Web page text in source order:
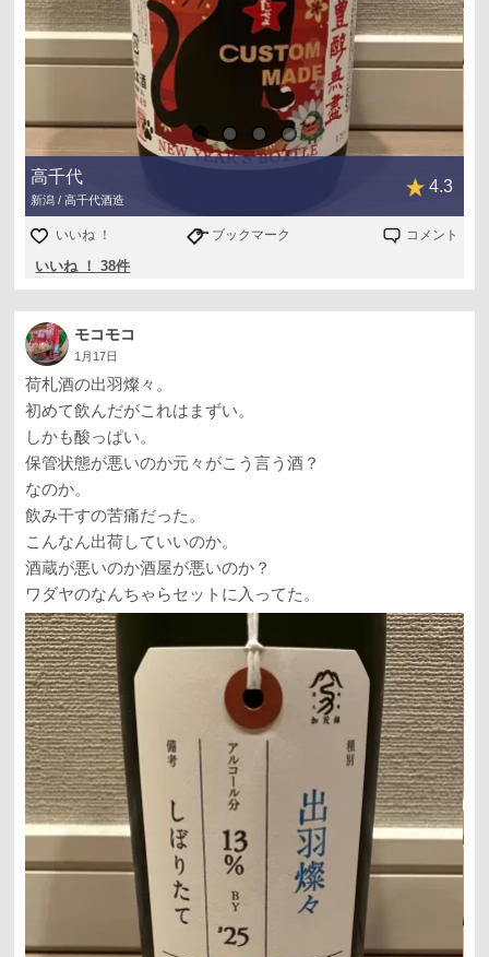
高千代
新潟 / 高千代酒造
4.3
いいね ！ ブックマーク コメント
いいね ！ 38件
モコモコ
1月17日
荷札酒の出羽燦々。
初めて飲んだがこれはまずい。
しかも酸っぱい。
保管状態が悪いのか元々がこう言う酒？
なのか。
飲み干すの苦痛だった。
こんなん出荷していいのか。
酒蔵が悪いのか酒屋が悪いのか？
ワダヤのなんちゃらセットに入ってた。